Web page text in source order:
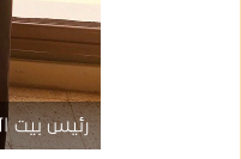
رئيس بيت